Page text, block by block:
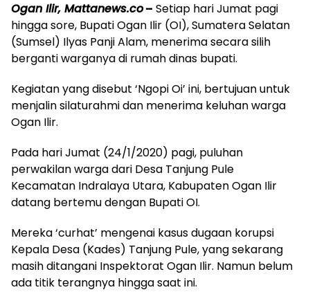
Ogan Ilir, Mattanews.co– Setiap hari Jumat pagi
hingga sore, Bupati Ogan Ilir (OI), Sumatera Selatan
(Sumsel) Ilyas Panji Alam, menerima secara silih
berganti warganya di rumah dinas bupati.
Kegiatan yang disebut ‘Ngopi Oi’ ini, bertujuan untuk
menjalin silaturahmi dan menerima keluhan warga
Ogan Ilir.
Pada hari Jumat (24/1/2020) pagi, puluhan
perwakilan warga dari Desa Tanjung Pule
Kecamatan Indralaya Utara, Kabupaten Ogan Ilir
datang bertemu dengan Bupati OI.
Mereka ‘curhat’ mengenai kasus dugaan korupsi
Kepala Desa (Kades) Tanjung Pule, yang sekarang
masih ditangani Inspektorat Ogan Ilir. Namun belum
ada titik terangnya hingga saat ini.